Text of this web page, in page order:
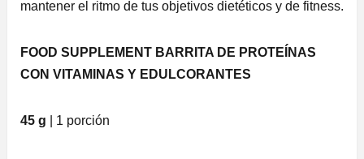
mantener el ritmo de tus objetivos dietéticos y de fitness.
FOOD SU PPLEMENT BARRITA DE PROTEÍNAS
CON VITAMINAS Y EDULCORANTES
45 g | 1 porción